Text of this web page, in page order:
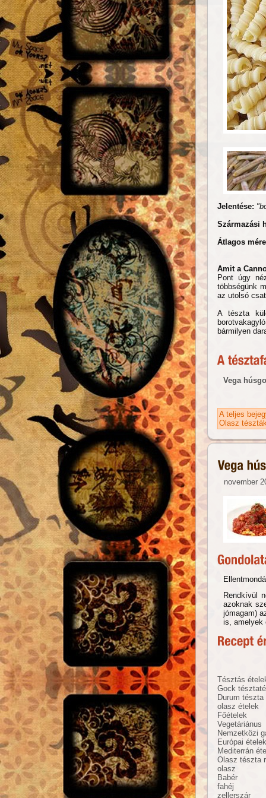
Jelentése:
Származási
Átlagos
Amit a
Pont úgy
többségünk
az utolsó
A tészta
bármilyen
Vega
A teljes
Olasz
november
Rendkívül
azoknak
jómagam)
is, amelyek
Tésztás
Gock
Durum tészta
olasz ételek
Főételek
Vegetáriánus
Nemzetközi
Európai ételek
Mediterrán
Olasz tészta
olasz
Babér
fahéj
zellerszár